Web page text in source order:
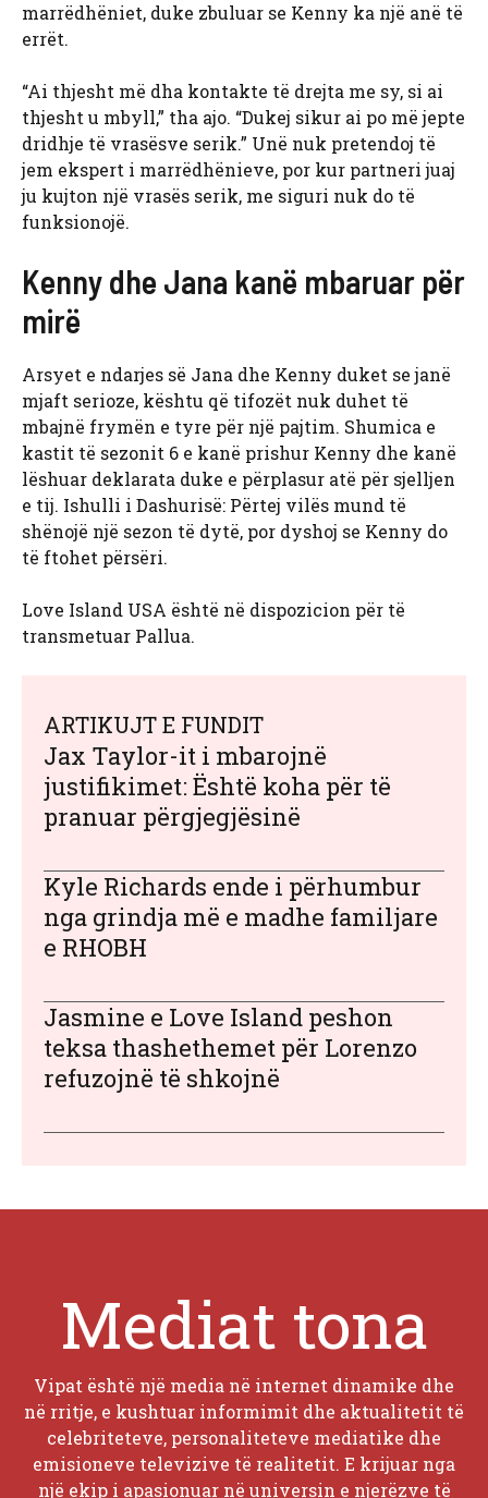
marrëdhëniet, duke zbuluar se Kenny ka një anë të
errët.
“Ai thjesht më dha kontakte të drejta me sy, si ai
thjesht u mbyll,” tha ajo. “Dukej sikur ai po më jepte
dridhje të vrasësve serik.” Unë nuk pretendoj të
jem ekspert i marrëdhënieve, por kur partneri juaj
ju kujton një vrasës serik, me siguri nuk do të
funksionojë.
Kenny dhe Jana kanë mbaruar për
mirë
Arsyet e ndarjes së Jana dhe Kenny duket se janë
mjaft serioze, kështu që tifozët nuk duhet të
mbajnë frymën e tyre për një pajtim. Shumica e
kastit të sezonit 6 e kanë prishur Kenny dhe kanë
lëshuar deklarata duke e përplasur atë për sjelljen
e tij. Ishulli i Dashurisë: Përtej vilës mund të
shënojë një sezon të dytë, por dyshoj se Kenny do
të ftohet përsëri.
Love Island USA është në dispozicion për të
transmetuar Pallua.
ARTIKUJT E FUNDIT
Jax Taylor-it i mbarojnë
justifikimet: Është koha për të
pranuar përgjegjësinë
Kyle Richards ende i përhumbur
nga grindja më e madhe familjare
e RHOBH
Jasmine e Love Island peshon
teksa thashethemet për Lorenzo
refuzojnë të shkojnë
Mediat tona
Vipat është një media në internet dinamike dhe
në rritje, e kushtuar informimit dhe aktualitetit të
celebriteteve, personaliteteve mediatike dhe
emisioneve televizive të realitetit. E krijuar nga
një ekip i apasionuar në universin e njerëzve të